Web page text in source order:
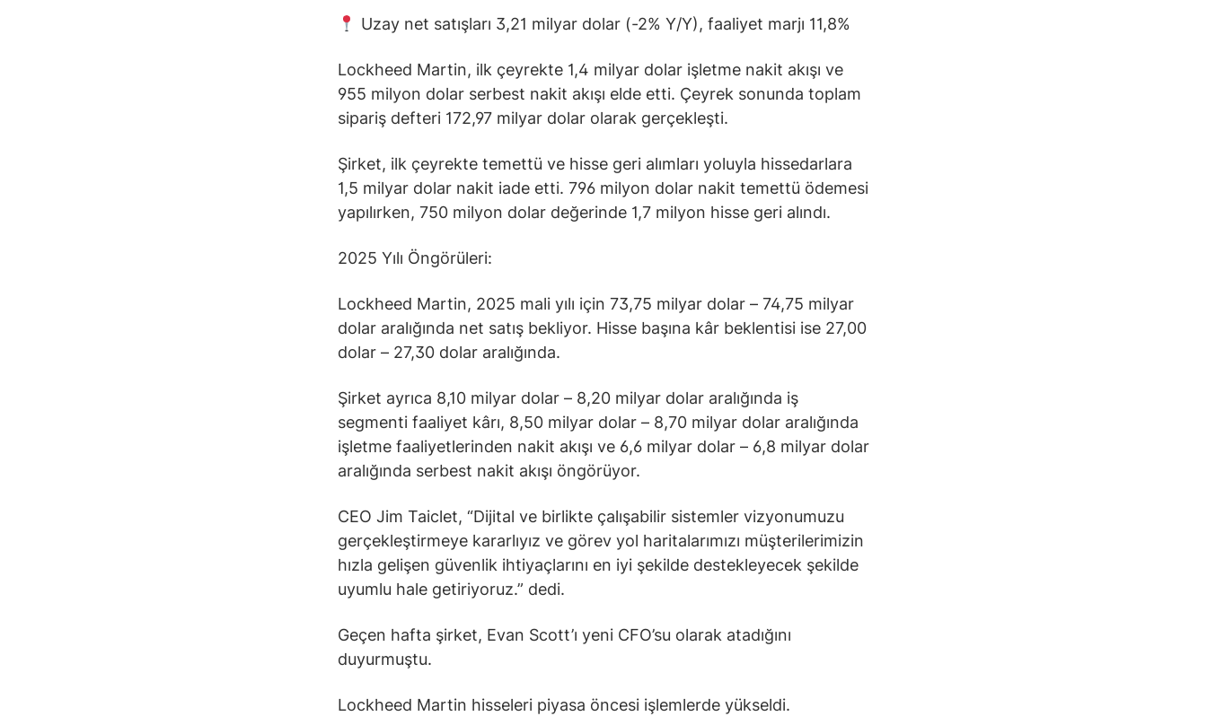
Uzay net satışları 3,21 milyar dolar (-2% Y/Y), faaliyet marjı 11,8%
Lockheed Martin, ilk çeyrekte 1,4 milyar dolar işletme nakit akışı ve
955 milyon dolar serbest nakit akışı elde etti. Çeyrek sonunda toplam
sipariş defteri 172,97 milyar dolar olarak gerçekleşti.
Şirket, ilk çeyrekte temettü ve hisse geri alımları yoluyla hissedarlara
1,5 milyar dolar nakit iade etti. 796 milyon dolar nakit temettü ödemesi
yapılırken, 750 milyon dolar değerinde 1,7 milyon hisse geri alındı.
2025 Yılı Öngörüleri:
Lockheed Martin, 2025 mali yılı için 73,75 milyar dolar – 74,75 milyar
dolar aralığında net satış bekliyor. Hisse başına kâr beklentisi ise 27,00
dolar – 27,30 dolar aralığında.
Şirket ayrıca 8,10 milyar dolar – 8,20 milyar dolar aralığında iş
segmenti faaliyet kârı, 8,50 milyar dolar – 8,70 milyar dolar aralığında
işletme faaliyetlerinden nakit akışı ve 6,6 milyar dolar – 6,8 milyar dolar
aralığında serbest nakit akışı öngörüyor.
CEO Jim Taiclet, “Dijital ve birlikte çalışabilir sistemler vizyonumuzu
gerçekleştirmeye kararlıyız ve görev yol haritalarımızı müşterilerimizin
hızla gelişen güvenlik ihtiyaçlarını en iyi şekilde destekleyecek şekilde
uyumlu hale getiriyoruz.” dedi.
Geçen hafta şirket, Evan Scott’ı yeni CFO’su olarak atadığını
duyurmuştu.
Lockheed Martin hisseleri piyasa öncesi işlemlerde yükseldi.